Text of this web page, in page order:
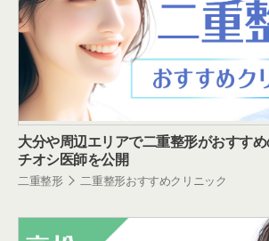
大分や周辺エリアで二重整形がおすす
チオシ医師を公開
二重整形 二重整形おすすめクリニック